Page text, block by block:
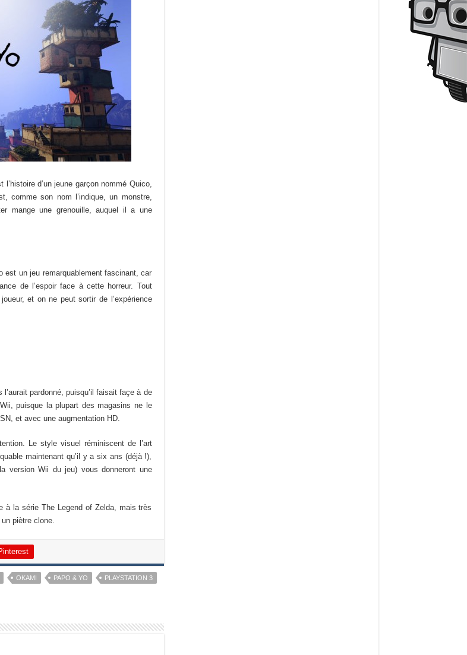
d’un jeune garçon nommé Quico,
comme son nom l’indique, un monstre,
mange une grenouille, auquel il a une
un jeu remarquablement fascinant, car
de l’espoir face à cette horreur. Tout
et on ne peut sortir de l’expérience
pardonné, puisqu’il faisait façe à de
puisque la plupart des magasins ne le
et avec une augmentation HD.
Le style visuel réminiscent de l’art
maintenant qu’il y a six ans (déjà !),
version Wii du jeu) vous donneront une
à la série The Legend of Zelda, mais très
piètre clone.
OKAMI PAPO & YO
PLAYSTATION 3